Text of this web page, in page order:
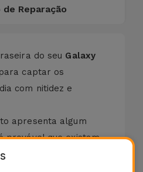
Reparação
do seu Galaxy
captar os
com nitidez e
apresenta algum
provável que existam
afetem o foco e a